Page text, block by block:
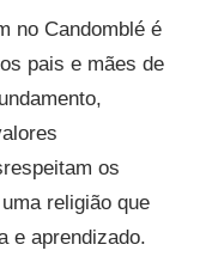
no Candomblé é
pais e mães de
os
religião que
e aprendizado.